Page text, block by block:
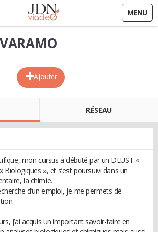
MENU
Ajouter
RÉSEAU
mon cursus a débuté par un DEUST «
Biologiques », et s’est poursuivi dans un
la chimie.
d’un emploi, je me permets de
j’ai acquis un important savoir-faire en